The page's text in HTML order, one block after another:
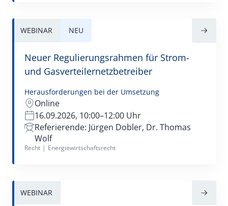
WEBINAR NEU
Neuer Regulierungsrahmen für Strom-
und Gasverteilernetzbetreiber
Herausforderungen bei der Umsetzung
Online
16.09.2026, 10:00–12:00 Uhr
Referierende: Jürgen Dobler, Dr. Thomas
Wolf
Recht | Energiewirtschaftsrecht
WEBINAR